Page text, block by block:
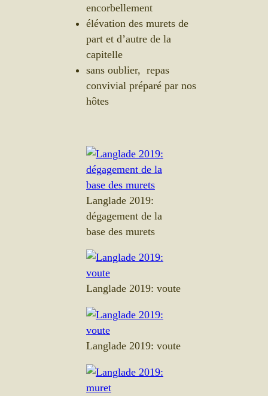
encorbellement
élévation des murets de
part et d’autre de la
capitelle
sans oublier, repas
convivial préparé par nos
hôtes
Langlade 2019:
dégagement de la
base des murets
Langlade 2019: voute
Langlade 2019: voute